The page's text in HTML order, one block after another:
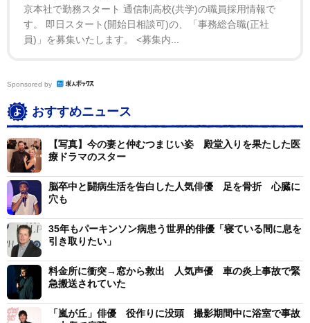
京本社で勤務スタート 通信制高校(共学)の職員採用情報で
す。 即日スタート(開始日相談可)の、「事務総合職(正社
員)」を募集いたします。 <募集内...
Sponsored by
おすすめニュース
【写真】今の妻と仲むつまじい姿 殿堂入りを果たした医
療ドラマのスター
脳卒中と闘病生活を告白した人気俳優 足を骨折 心臓に
穴も
35年もパーキンソン病患う世界的俳優「寝ている間に息を
引き取りたい」
料金所に衝突→窓から救出 人気声優 車の炎上事故で緊
急搬送されていた
「嵐が丘」俳優 役作りに没頭 撮影期間中に浴室で事故